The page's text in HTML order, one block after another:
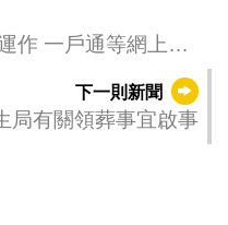
上服
下一則新聞
局有關領葬事宜啟事